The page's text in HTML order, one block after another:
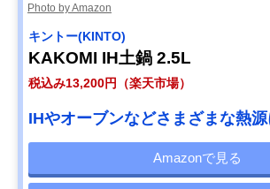
Photo by Amazon
キントー(KINTO)
KAKOMI IH土鍋 2.5L
税込み13,200円（楽天市場）
IHやオーブンなどさまざまな熱
Amazonで見る